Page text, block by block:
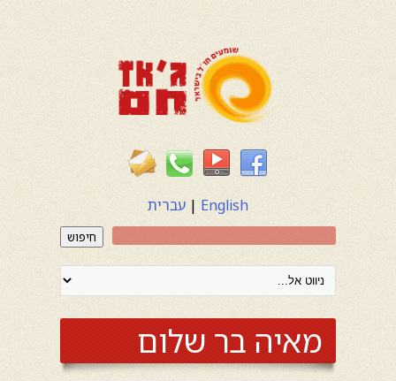
English
| עברית
חיפוש
מאיה בר שלום